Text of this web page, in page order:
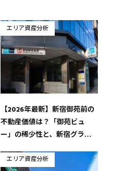
エリア資産分析
【2026年最新】新宿御苑前の
不動産価値は？「御苑ビュ
ー」の稀少性と、新宿グラン
産性の極致
エリア資産分析